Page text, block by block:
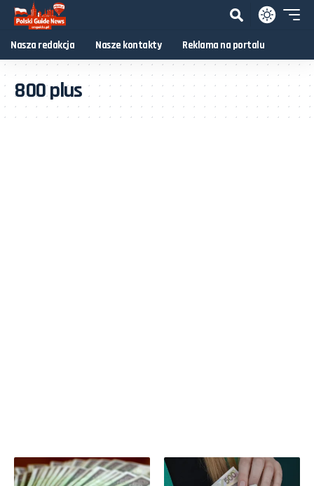
Nasza redakcja Nasze kontakty Reklama na portalu
800 plus